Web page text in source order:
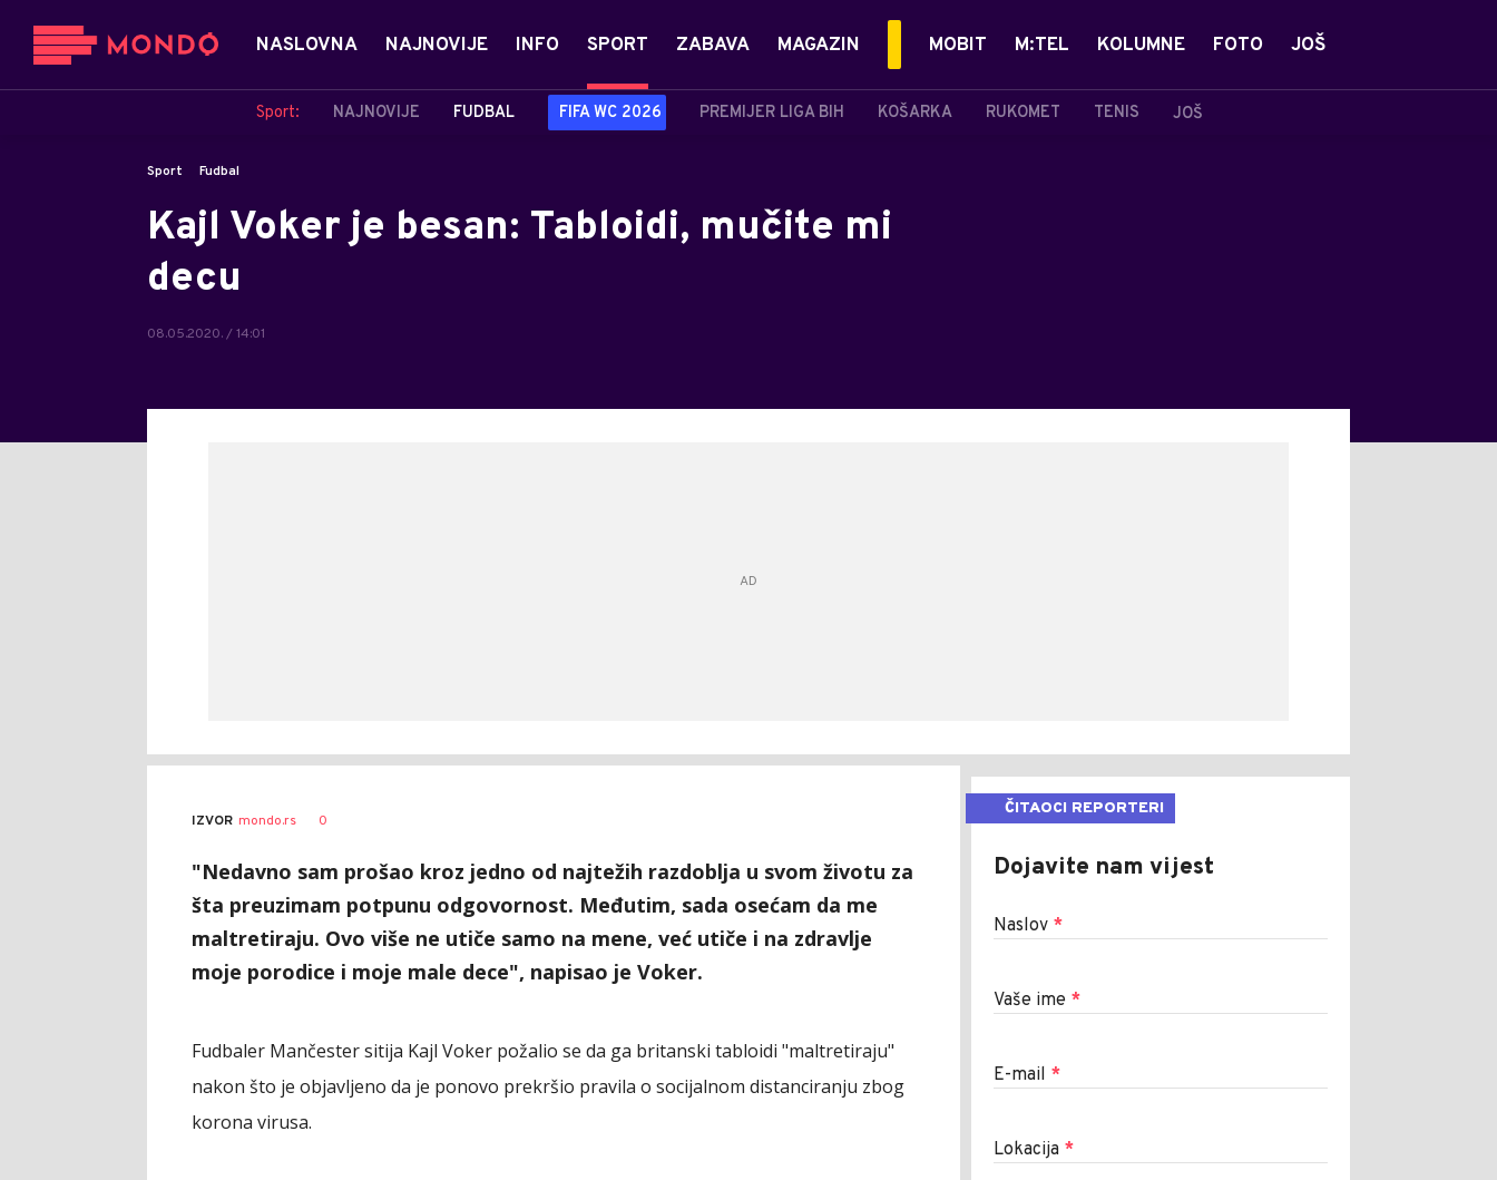
NASLOVNA NAJNOVIJE INFO SPORT
Sport: NAJNOVIJE FUDBAL FIFA WC 2026 PREMIJER LIGA BIH KOŠARKA RUKOMET TENIS JOŠ
ZABAVA MAGAZIN MOBIT M:TEL KOLUMNE FOTO JOŠ
Sport Fudbal
Kajl Voker je besan: Tabloidi, mučite mi
decu
08.05.2020. / 14:01
AUTOR Beta/AP
IZVOR mondo.rs 0
"Nedavno sam prošao kroz jedno od najtežih razdoblja u svom životu za
šta preuzimam potpunu odgovornost. Međutim, sada osećam da me
maltretiraju. Ovo više ne utiče samo na mene, već utiče i na zdravlje
moje porodice i moje male dece", napisao je Voker.
Fudbaler Mančester sitija Kajl Voker požalio se da ga britanski tabloidi "maltretiraju"
nakon što je objavljeno da je ponovo prekršio pravila o socijalnom distanciranju zbog
korona virusa.
ČITAOCI REPORTERI
Dojavite nam vijest
Naslov *
Vaše ime *
E-mail *
Lokacija *